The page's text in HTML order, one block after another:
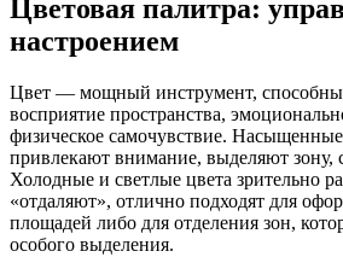
Цветовая палитра:
настроением
Цвет — мощный инструмент,
восприятие пространства,
физическое самочувствие.
привлекают внимание, выделяют зону,
Холодные и светлые цвета зрительно
«отдаляют», отлично подходят для
площадей либо для отделения зон,
особого выделения.